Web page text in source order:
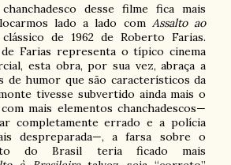
desse filme fica mais
lado a lado com Assalto ao
de 1962 de Roberto Farias.
Farias representa o típico cinema
esta obra, por sua vez, abraça a
de humor que são característicos da
tivesse subvertido ainda mais o
mais elementos chanchadescos—
completamente errado e a polícia
despreparada—, a farsa sobre o
do Brasil teria ficado mais